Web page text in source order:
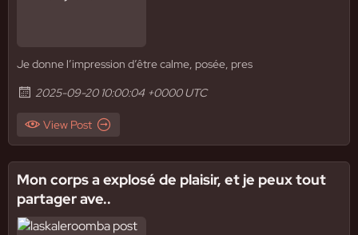
Je donne l’impression d’être calme, posée, pres
2025-09-20 10:00:04 +0000 UTC
View Post
Mon corps a explosé de plaisir, et je peux tout
partager ave..